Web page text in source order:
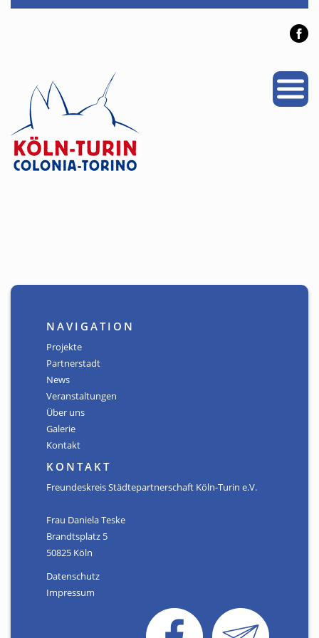
NAVIGATION
Projekte
Partnerstadt
News
Veranstaltungen
Über uns
Galerie
Kontakt
KONTAKT
Freundeskreis Städtepartnerschaft Köln-Turin e.V.
Frau Daniela Teske
Brandtsplatz 5
50825 Köln
Datenschutz
Impressum
PARTNERSTADT
NEWS
VERANSTALTUNGEN
Links & Downloads
Satzung